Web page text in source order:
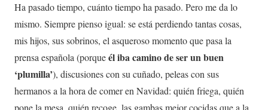
Ha pasado tiempo, cuánto tiempo ha pasado. Pero me da lo
mismo. Siempre pienso igual: se está perdiendo tantas cosas,
mis hijos, sus sobrinos, el asqueroso momento que pasa la
prensa española (porqueél iba camino de ser un buen
‘plumilla’), discusiones con su cuñado, peleas con sus
hermanos a la hora de comer en Navidad: quién friega, quién
pone la mesa, quién recoge, las gambas mejor cocidas que a la